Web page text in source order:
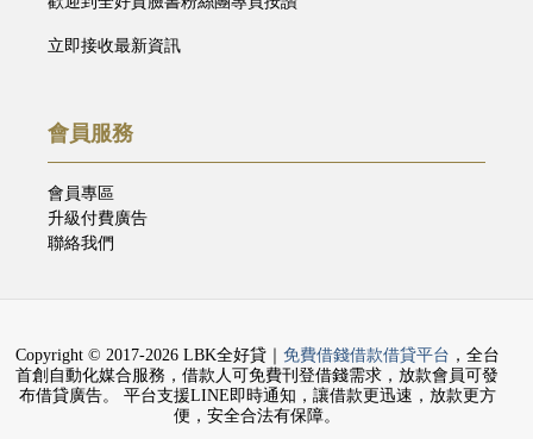
立即接收最新資訊
會員服務
會員專區
升級付費廣告
聯絡我們
Copyright © 2017-2026 LBK全好貸｜ 免費借錢借款借貸平台 ，全台
首創自動化媒合服務，借款人可免費刊登借錢需求，放款會員可發
布借貸廣告。 平台支援LINE即時通知，讓借款更迅速，放款更方
便，安全合法有保障。